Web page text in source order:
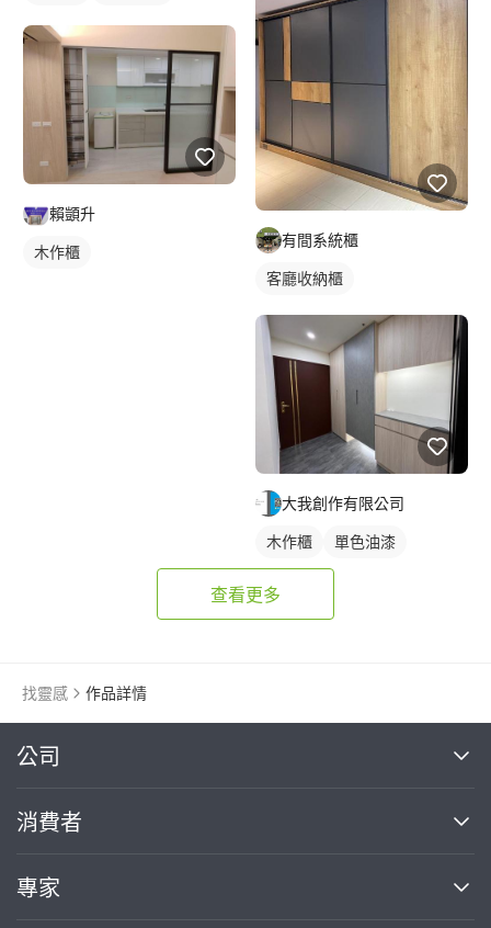
賴顗升
木作櫃
有間系統櫃
客廳收納櫃
大我創作有限公司
木作櫃 單色油漆
查看更多
找靈感 作品詳情
公司
關於我們
部落格
消費者
買服務
專家
繼續完成